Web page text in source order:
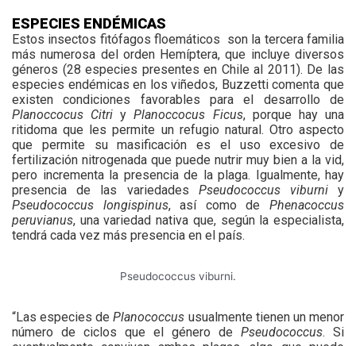
ESPECIES ENDÉMICAS
Estos insectos fitófagos floemáticos son la tercera familia
más numerosa del orden Hemíptera, que incluye diversos
géneros (28 especies presentes en Chile al 2011). De las
especies endémicas en los viñedos, Buzzetti comenta que
existen condiciones favorables para el desarrollo de
Planoccocus Citri yPlanoccocus Ficus, porque hay una
ritidoma que les permite un refugio natural. Otro aspecto
que permite su masificación es el uso excesivo de
fertilización nitrogenada que puede nutrir muy bien a la vid,
pero incrementa la presencia de la plaga. Igualmente, hay
presencia de las variedades Pseudococcus viburniy
Pseudococcus longispinus, así como dePhenacoccus
peruvianus, una variedad nativa que, según la especialista,
tendrá cada vez más presencia en el país.
Pseudococcus viburni.
“Las especies dePlanococcus usualmente tienen un menor
número de ciclos que el género de Pseudococcus. Si